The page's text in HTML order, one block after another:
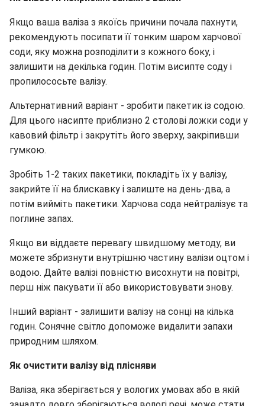
Якщо ваша валіза з якоїсь причини почала пахнути,
рекомендують посипати її тонким шаром харчової
соди, яку можна розподілити з кожного боку, і
залишити на декілька годин. Потім висипте соду і
пропилососьте валізу.
Альтернативний варіант - зробити пакетик із содою.
Для цього насипте приблизно 2 столові ложки соди у
кавовий фільтр і закрутіть його зверху, закріпивши
гумкою.
Зробіть 1-2 таких пакетики, покладіть їх у валізу,
закрийте її на блискавку і залиште на день-два, а
потім вийміть пакетики. Харчова сода нейтралізує та
поглине запах.
Якщо ви віддаєте перевагу швидшому методу, ви
можете збризнути внутрішню частину валізи оцтом і
водою. Дайте валізі повністю висохнути на повітрі,
перш ніж пакувати її або використовувати знову.
Інший варіант - залишити валізу на сонці на кілька
годин. Сонячне світло допоможе видалити запахи
природним шляхом.
Як очистити валізу від плісняви
Валіза, яка зберігається у вологих умовах або в якій